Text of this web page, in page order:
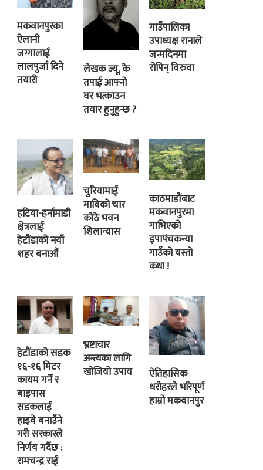
मकवानपुरका
ऐलानी
जग्गालाई
लालपुर्जा दिने
तयारी
लेखक ज्यू, के
तपाई आफ्नो
घर भत्काउन
तयार हुनुहुन्छ ?
गाउँपालिका
उपाध्यक्ष रानाले
जन्मदिनमा
रोपिन् विरुवा
हटिया-हर्नामाडी
क्षेत्रलाई
हेटौंडाको नयाँ
शहर बनाऔं
चुरियामाई
माविको चार
कोठे भवन
शिलान्यास
काठमाडौंबाट
मकवानपुरमा
गाभिएको
इपापंचकन्या
गाउँको यस्तो
कथा !
हेटौंडाको सडक
१६-१६ मिटर
कायम गर्ने र
बाइपास
सडकलाई
हाइवे बनाउँने
गरी सरकारले
निर्णय गर्दैछ :
रामचन्द्र राई
भ्रष्टाचार
अन्त्यका लागि
खोजियो उपाय
ऐतिहासिक
धरोहरले भरिपूर्ण
हाम्रो मकवानपुर